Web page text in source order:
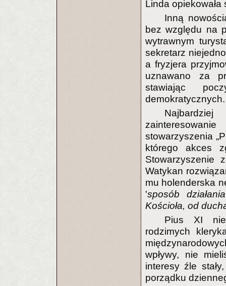
Linda
Inną
bez względu na
wytrawnym
sekretarz
a fryzjera
uznawano za
stawiając
demokratycznych.
stowarzyszenia
którego akces
Stowarzyszenie
Watykan
mu holenderska
'sposób
Kościoła, od
Pius XI nie
rodzimych
wpływy, nie
interesy źle
porządku